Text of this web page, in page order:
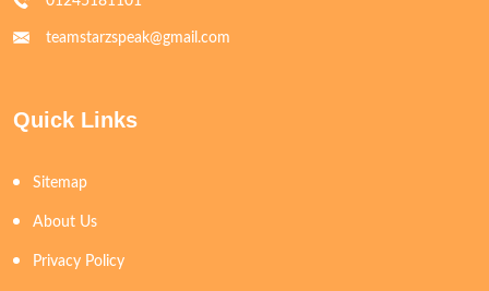
teamstarzspeak@gmail.com
Quick Links
Sitemap
About Us
Privacy Policy